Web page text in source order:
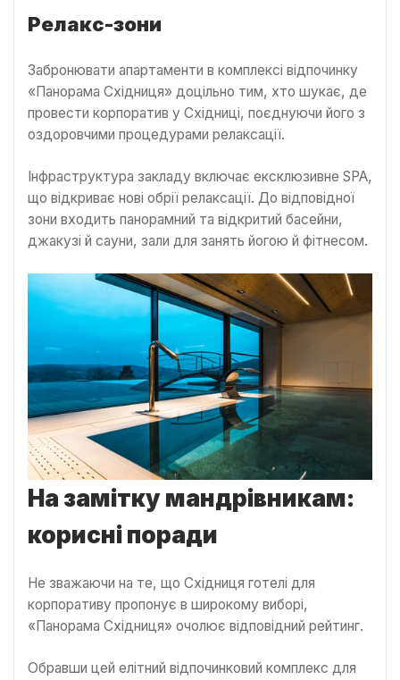
Релакс-зони
Забронювати апартаменти в комплексі відпочинку
«Панорама Східниця» доцільно тим, хто шукає, де
провести корпоратив у Східниці, поєднуючи його з
оздоровчими процедурами релаксації.
Інфраструктура закладу включає ексклюзивне SPA,
що відкриває нові обрії релаксації. До відповідної
зони входить панорамний та відкритий басейни,
джакузі й сауни, зали для занять йогою й фітнесом.
На замітку мандрівникам:
корисні поради
Не зважаючи на те, що Східниця готелі для
корпоративу пропонує в широкому виборі,
«Панорама Східниця» очолює відповідний рейтинг.
Обравши цей елітний відпочинковий комплекс для